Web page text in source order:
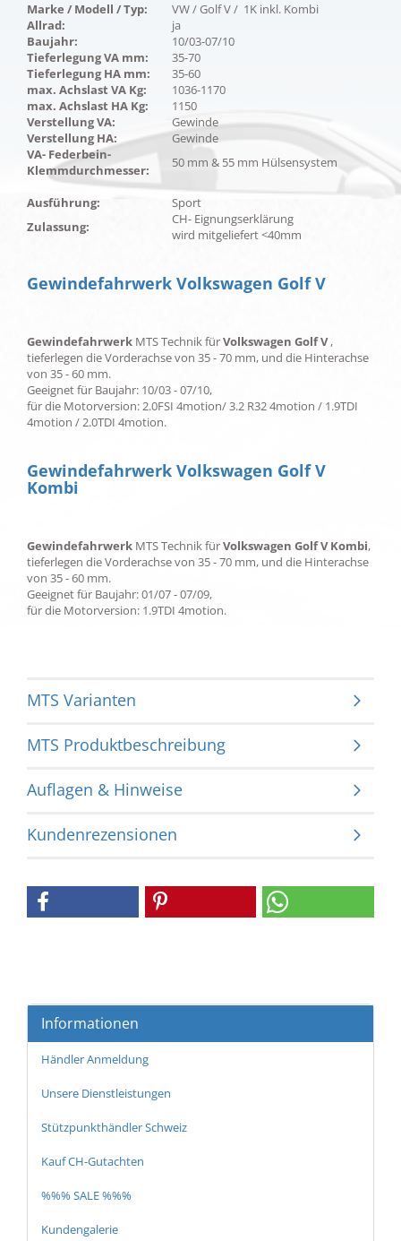
Marke / Modell / Typ:
VW / Golf V / 1K inkl. Kombi
Allrad:
ja
Baujahr:
10/03-07/10
Tieferlegung VA mm:
35-70
Tieferlegung HA mm:
35-60
max. Achslast VA Kg:
1036-1170
max. Achslast HA Kg:
1150
Verstellung VA:
Gewinde
Verstellung HA:
Gewinde
VA- Federbein-
Klemmdurchmesser:
50 mm & 55 mm Hülsensystem
Ausführung:
Sport
Zulassung:
CH- Eignungserklärung
wird mitgeliefert <40mm
Gewindefahrwerk Volkswagen Golf V
Gewindefahrwerk MTS Technik fürVolkswagen Golf V,
tieferlegen die Vorderachse von 35 - 70 mm, und die Hinterachse
von 35 - 60 mm.
Geeignet für Baujahr: 10/03 - 07/10,
für die Motorversion: 2.0FSI 4motion/ 3.2 R32 4motion / 1.9TDI
4motion / 2.0TDI 4motion.
Gewindefahrwerk Volkswagen Golf V
Kombi
Gewindefahrwerk MTS Technik fürVolkswagen Golf V Kombi,
tieferlegen die Vorderachse von 35 - 70 mm, und die Hinterachse
von 35 - 60 mm.
Geeignet für Baujahr: 01/07 - 07/09,
für die Motorversion: 1.9TDI 4motion.
MTS Varianten
MTS Produktbeschreibung
Auflagen & Hinweise
Kundenrezensionen
Informationen
Händler Anmeldung
Unsere Dienstleistungen
Stützpunkthändler Schweiz
Kauf CH-Gutachten
%%% SALE %%%
Kundengalerie